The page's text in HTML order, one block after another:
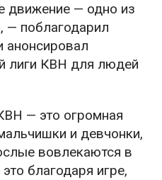
движение — одно из
— поблагодарил
анонсировал
лиги КВН для людей
— это огромная
и девчонки,
вовлекаются в
благодаря игре,